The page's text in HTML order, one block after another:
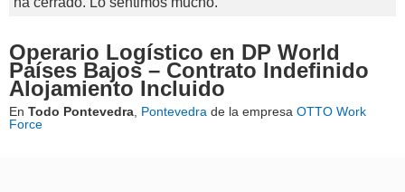
Operario Logístico en DP World
Países Bajos – Contrato Indefinido
Alojamiento Incluido
En Todo Pontevedra Pontevedra de la empresa OTTO Work
Force